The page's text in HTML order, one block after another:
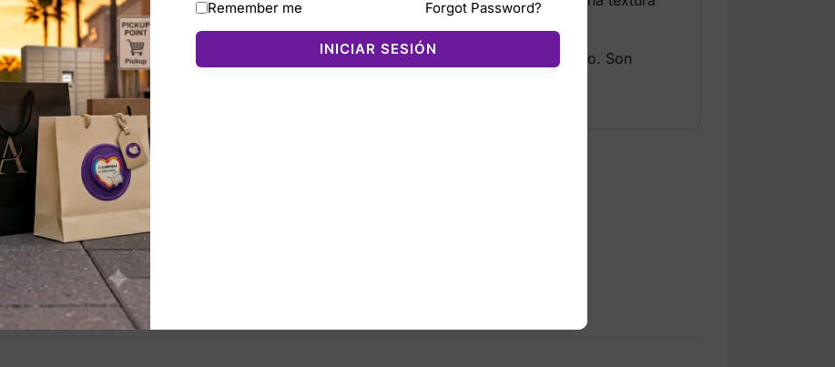
fácilmente, mientras que el estilo Heritage Stripe aporta un look clásico y femenino. Son
calidez, confort y una sensación de lujo en cada paso.
Remember me Forgot Password?
INICIAR SESIÓN